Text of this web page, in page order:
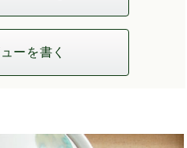
ーを書く